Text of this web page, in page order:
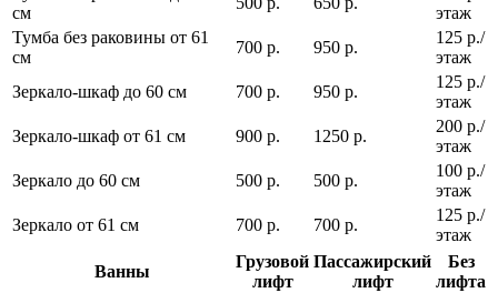
см
этаж
Тумба без раковины от 61
см
700 р. 950 р.
125 р./
этаж
Зеркало-шкаф до 60 см
700 р. 950 р.
125 р./
этаж
Зеркало-шкаф от 61 см
900 р. 1250 р.
200 р./
этаж
Зеркало до 60 см
500 р. 500 р.
100 р./
этаж
Зеркало от 61 см
700 р. 700 р.
125 р./
этаж
Ванны
Грузовой
лифт
Пассажирский
лифт
Без
лифта